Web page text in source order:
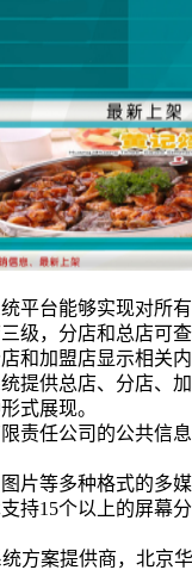
平台能够实现对所
级，分店和总店可
和加盟店显示相关
提供总店、分店、
式展现。
责任公司的公共信
片等多种格式的多
持15个以上的屏幕
方案提供商，北京